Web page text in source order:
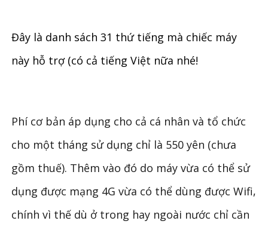
Đây là danh sách 31 thứ tiếng mà chiếc máy
này hỗ trợ (có cả tiếng Việt nữa nhé!
Phí cơ bản áp dụng cho cả cá nhân và tổ chức
cho một tháng sử dụng chỉ là 550 yên (chưa
gồm thuế). Thêm vào đó do máy vừa có thể sử
dụng được mạng 4G vừa có thể dùng được Wifi,
chính vì thế dù ở trong hay ngoài nước chỉ cần